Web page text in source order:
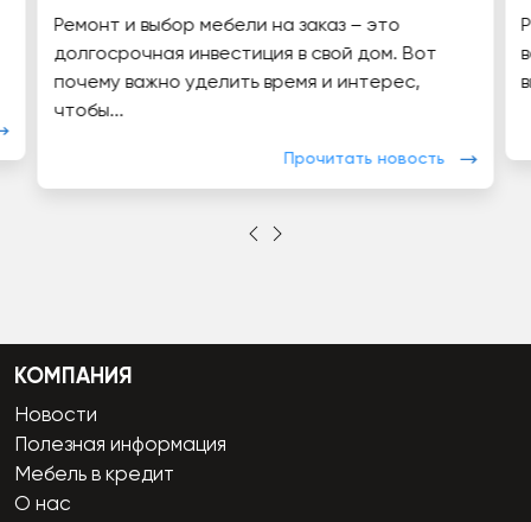
Ремонт и выбор мебели на заказ – это
долгосрочная инвестиция в свой дом. Вот
почему важно уделить время и интерес,
чтобы...
Прочитать новость
КОМПАНИЯ
Новости
Полезная информация
Мебель в кредит
О нас